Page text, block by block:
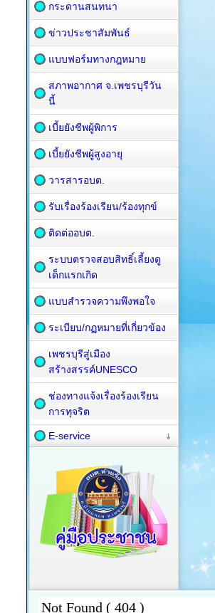
กระดานสนทนา
ข่าวประชาสัมพันธ์
แบบฟอร์มทางกฎหมาย
สภาพอากาศ จ.เพชรบุรีวัน
นี้
เบี้ยยังชีพผู้พิการ
เบี้ยยังชีพผู้สูงอายุ
วารสารอบต.
รับเรื่องร้องเรียน/ร้องทุกข์
ติดต่ออบต.
ระบบตรวจสอบสิทธิ์เลี้ยงดู
เด็กแรกเกิด
แบบสำรวจความพึงพอใจ
ระเบียบ/กฏหมายที่เกี่ยวข้อง
เพชรบุรีสู่เมือง
สร้างสรรค์UNESCO
ช่องทางแจ้งเรื่องร้องเรียน
การทุจริต
E-service